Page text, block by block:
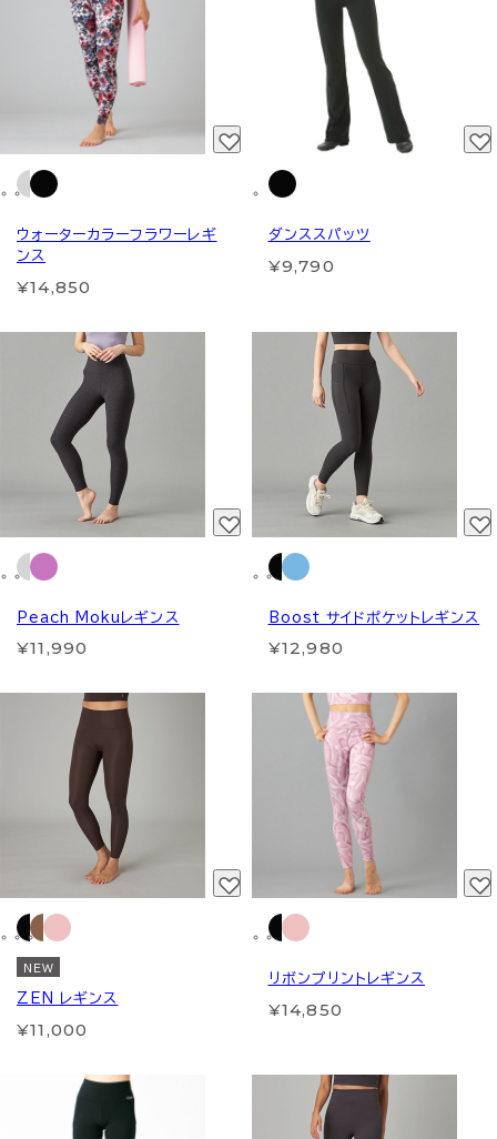
ウォーターカラーフラワーレギ
ンス
¥14,850
ダンススパッツ
¥9,790
Peach Mokuレギンス
¥11,990
Boost サイドポケットレギンス
¥12,980
NEW
ZEN レギンス
¥11,000
リボンプリントレギンス
¥14,850